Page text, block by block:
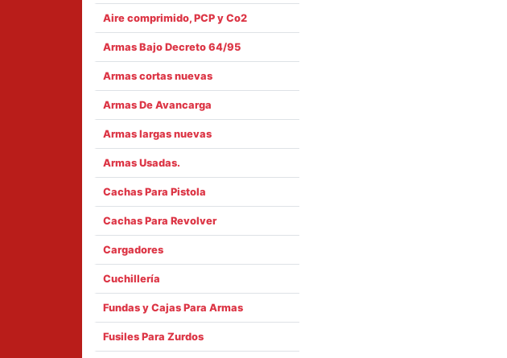
Aire comprimido, PCP y Co2
Armas Bajo Decreto 64/95
Armas cortas nuevas
Armas De Avancarga
Armas largas nuevas
Armas Usadas.
Cachas Para Pistola
Cachas Para Revolver
Cargadores
Cuchillería
Fundas y Cajas Para Armas
Fusiles Para Zurdos